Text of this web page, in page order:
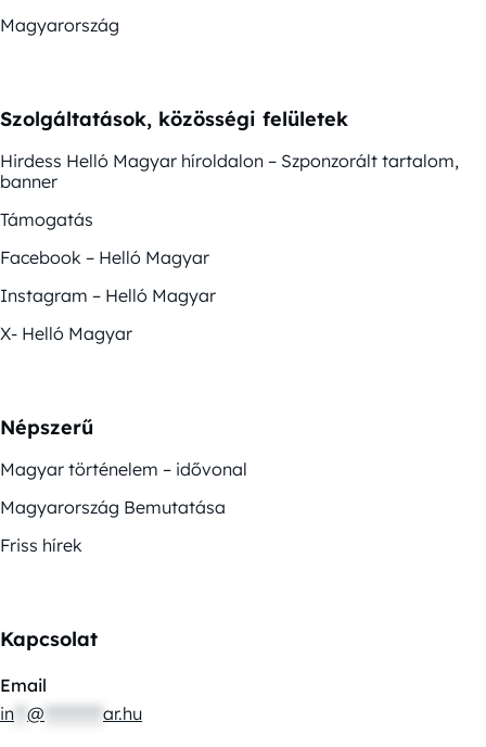
Magyarország
Szolgáltatások, közösségi felületek
Hirdess Helló Magyar híroldalon – Szponzorált tartalom,
banner
Támogatás
Facebook – Helló Magyar
Instagram – Helló Magyar
X- Helló Magyar
Népszerű
Magyar történelem – idővonal
Magyarország Bemutatása
Friss hírek
Kapcsolat
Email
in @ ar.hu